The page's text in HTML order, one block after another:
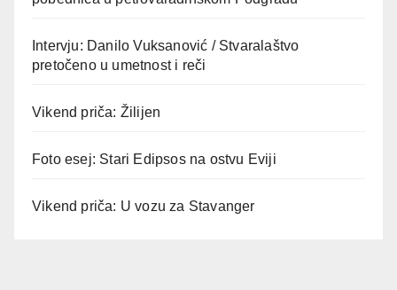
Intervju: Danilo Vuksanović / Stvaralaštvo
pretočeno u umetnost i reči
Vikend priča: Žilijen
Foto esej: Stari Edipsos na ostvu Eviji
Vikend priča: U vozu za Stavanger